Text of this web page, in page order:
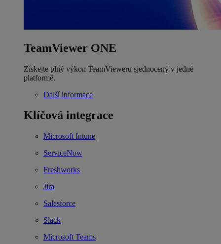
TeamViewer ONE
Získejte plný výkon TeamVieweru sjednocený v jedné
platformě.
Další informace
Klíčová integrace
Microsoft Intune
ServiceNow
Freshworks
Jira
Salesforce
Slack
Microsoft Teams